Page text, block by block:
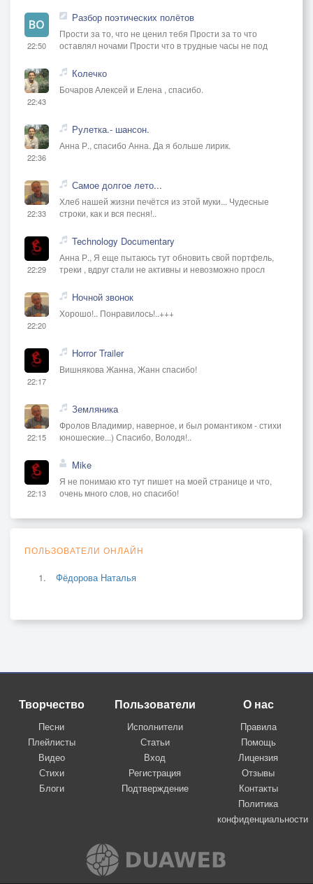
22:50
Разбор поэтических полётов
Прости за то, что не ценил тебя Прости за то что
оставлял ночами Прости что в трудные часы не под
22:43
Колечко
Бочаров Алексей и Елена , спасибо.
22:36
Рулетка.- шансон.
Анна Р., спасибо Анна. Да я больше лирик.
22:33
Самое долгое лето...
Хлеб нашей жизни печётся из этой муки... Чудесные
строки, как и вся песня!..
22:29
Technology Documentary
Анна Р., Я еще пытаюсь тут обновить свой портфель,
треки , вдруг стали не активны и невозможно просл
22:20
Ночной звонок
Хорошо!.. Понравилось!..+++
22:17
Horror Trailer
Вишнякова Жанна, Жанн спасибо!
22:15
Земляника
Фролов Владимир, наверное, и был романтиком - стихи
юношеские...) Спасибо, Володя!..
22:13
Mike
Я не понимаю кто тут пишет на моей странице и что,
очень много слов, но спасибо!
ПОЛЬЗОВАТЕЛИ ОНЛАЙН
Фёдорова Наталья
Творчество
Песни
Плейлисты
Видео
Стихи
Блоги
Пользователи
Исполнители
Статьи
Вход
Регистрация
Подтверждение
О нас
Правила
Помощь
Лицензия
Отзывы
Контакты
Политика
конфиденциальности